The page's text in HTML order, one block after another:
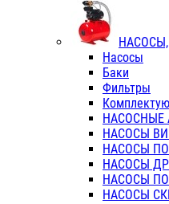
Насосы
Баки
Фильтры
НАСОСНЫЕ
НАСОСЫ
НАСОСЫ
НАСОСЫ
НАСОСЫ
НАСОСЫ